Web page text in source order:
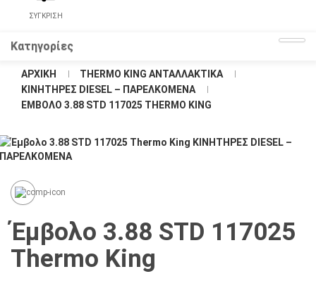
ΣΥΓΚΡΙΣΗ
Κατηγορίες
ΑΡΧΙΚΉ
THERMO KING ΑΝΤΑΛΛΑΚΤΙΚΑ
KΙΝΗΤΗΡΕΣ DIESEL – ΠΑΡΕΛΚΟΜΕΝΑ
ΈΜΒΟΛΟ 3.88 STD 117025 THERMO KING
Έμβολο 3.88 STD 117025
Thermo King